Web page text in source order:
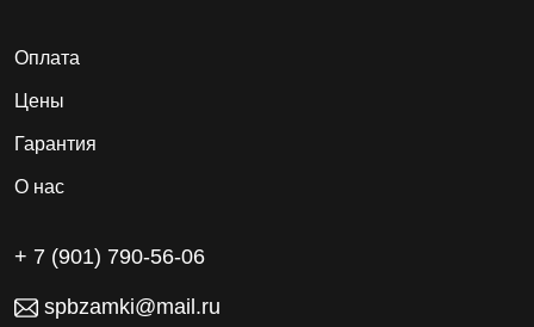
Оплата
Цены
Гарантия
О нас
+ 7 (901) 790-56-06
spbzamki@mail.ru